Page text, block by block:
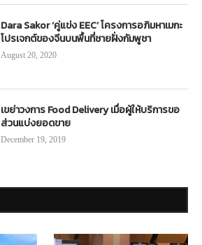
Dara Sakor ‘คู่แข่ง EEC’ โครงการอภิมหาเมกะ
โปรเจกต์ของจีนบนพื้นที่ชายฝั่งกัมพูชา
August 20, 2020
เขย่าวงการ Food Delivery เมื่อผู้ให้บริการขอ
ส่วนแบ่งยอดขาย
December 19, 2019